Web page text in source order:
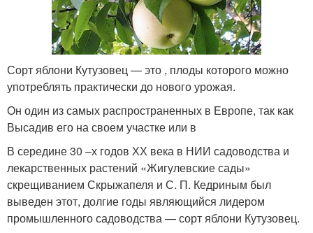
Сорт яблони Кутузовец — это , плоды которого можно
употреблять практически до нового урожая.
Он один из самых распространенных в Европе, так как
Высадив его на своем участке или в
В середине 30 –х годов ХХ века в НИИ садоводства и
лекарственных растений «Жигулевские сады»
скрещиванием Скрыжапеля и С. П. Кедриным был
выведен этот, долгие годы являющийся лидером
промышленного садоводства — сорт яблони Кутузовец.